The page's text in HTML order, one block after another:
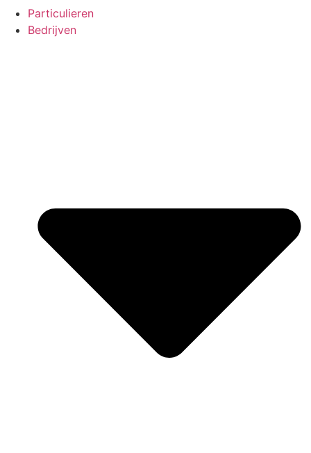
Particulieren
Bedrijven